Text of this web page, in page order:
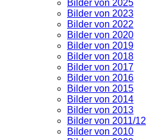
Bilder von 2025
Bilder von 2023
Bilder von 2022
Bilder von 2020
Bilder von 2019
Bilder von 2018
Bilder von 2017
Bilder von 2016
Bilder von 2015
Bilder von 2014
Bilder von 2013
Bilder von 2011/12
Bilder von 2010